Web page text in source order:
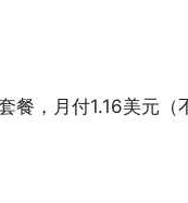
，月付1.16美元（